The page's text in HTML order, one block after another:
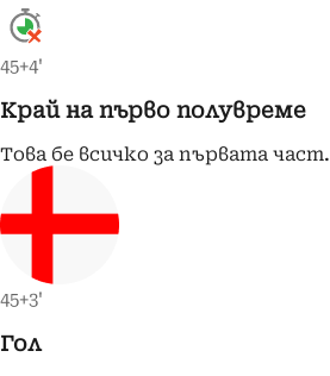
45+4'
Край на първо полувреме
Това бе всичко за първата част.
45+3'
Гол